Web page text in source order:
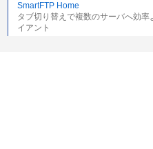
SmartFTP Home
タブ切り替えで複数のサーバへ効
イアント